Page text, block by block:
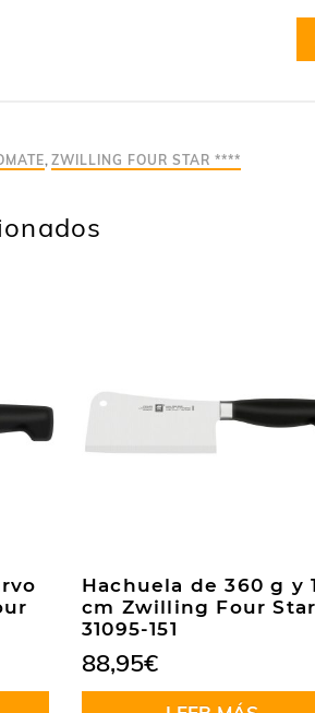
, ZWILLING FOUR STAR ****
Hachuela de 360 g y
cm Zwilling Four Star
31095-151
88,95€